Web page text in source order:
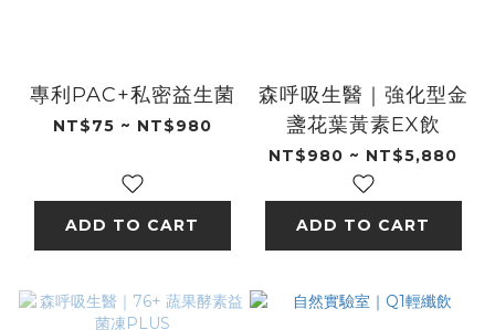
專利PAC+私密益生菌
NT$75 ~ NT$980
ADD TO CART
森呼吸生醫｜強化型金
盞花葉黃素EX飲
NT$980 ~ NT$5,880
ADD TO CART